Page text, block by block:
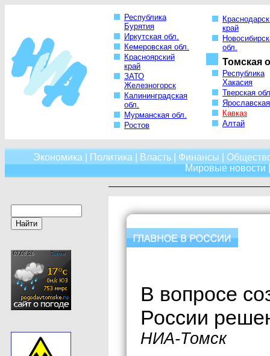
Республика
Бурятия
Иркутская обл.
Кемеровская обл.
Красноярский
край
ЗАТО
Железногорск
Калининградская
обл.
Мурманская обл.
Ростов
край
обл.
Томская
Республика
Хакасия
Тверская
Кавказ
Алтай
Экономика Политика Власть Финансы
Мировые новости
В вопросе
России
НИА-Томск